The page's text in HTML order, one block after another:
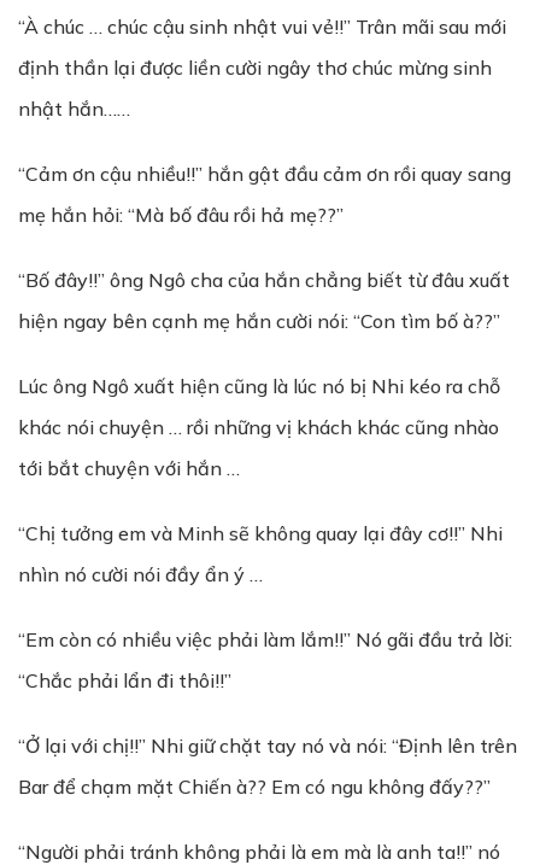
“À chúc … chúc cậu sinh nhật vui vẻ!!” Trân mãi sau mới
định thần lại được liền cười ngây thơ chúc mừng sinh
nhật hắn……
“Cảm ơn cậu nhiều!!” hắn gật đầu cảm ơn rồi quay sang
mẹ hắn hỏi: “Mà bố đâu rồi hả mẹ??”
“Bố đây!!” ông Ngô cha của hắn chẳng biết từ đâu xuất
hiện ngay bên cạnh mẹ hắn cười nói: “Con tìm bố à??”
Lúc ông Ngô xuất hiện cũng là lúc nó bị Nhi kéo ra chỗ
khác nói chuyện … rồi những vị khách khác cũng nhào
tới bắt chuyện với hắn …
“Chị tưởng em và Minh sẽ không quay lại đây cơ!!” Nhi
nhìn nó cười nói đầy ẩn ý …
“Em còn có nhiều việc phải làm lắm!!” Nó gãi đầu trả lời:
“Chắc phải lẩn đi thôi!!”
“Ở lại với chị!!” Nhi giữ chặt tay nó và nói: “Định lên trên
Bar để chạm mặt Chiến à?? Em có ngu không đấy??”
“Người phải tránh không phải là em mà là anh ta!!” nó